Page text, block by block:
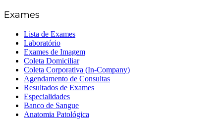
Exames
Lista de Exames
Laboratório
Exames de Imagem
Coleta Domiciliar
Coleta Corporativa (In-Company)
Agendamento de Consultas
Resultados de Exames
Especialidades
Banco de Sangue
Anatomia Patológica